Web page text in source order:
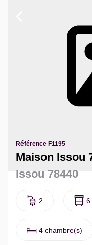
Notre
Extranet
Référence F1195
Maison Issou
Issou 78440
2 6
4 chambre(s)